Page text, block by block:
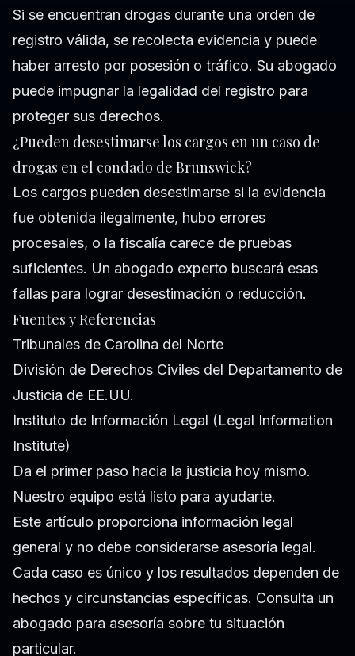
Si se encuentran drogas durante una orden de
registro válida, se recolecta evidencia y puede
haber arresto por posesión o tráfico. Su abogado
puede impugnar la legalidad del registro para
proteger sus derechos.
¿Pueden desestimarse los cargos en un caso de
drogas en el condado de Brunswick?
Los cargos pueden desestimarse si la evidencia
fue obtenida ilegalmente, hubo errores
procesales, o la fiscalía carece de pruebas
suficientes. Un abogado experto buscará esas
fallas para lograr desestimación o reducción.
Fuentes y Referencias
Tribunales de Carolina del Norte
División de Derechos Civiles del Departamento de
Justicia de EE.UU.
Instituto de Información Legal (Legal Information
Institute)
Da el primer paso hacia la justicia hoy mismo.
Nuestro equipo está listo para ayudarte.
Este artículo proporciona información legal
general y no debe considerarse asesoría legal.
Cada caso es único y los resultados dependen de
hechos y circunstancias específicas. Consulta un
abogado para asesoría sobre tu situación
particular.